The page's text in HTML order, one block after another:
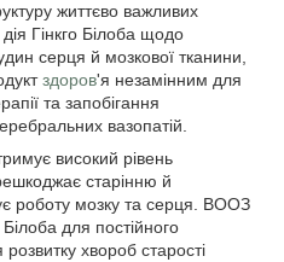
життєво важливих
Гінкго Білоба щодо
серця й мозкової тканини,
здоров'я незамінним для
та запобігання
вазопатій.
високий рівень
старінню й
роботу мозку та серця. ВООЗ
для постійного
хвороб старості